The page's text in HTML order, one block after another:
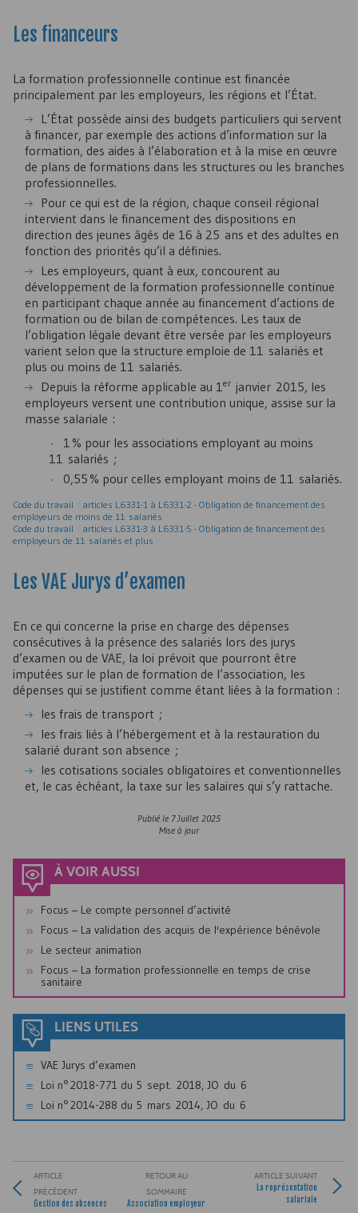
Les financeurs
La formation professionnelle continue est financée
principalement par les employeurs, les régions et l’État.
L’État possède ainsi des budgets particuliers qui servent
à financer, par exemple des actions d’information sur la
formation, des aides à l’élaboration et à la mise en œuvre
de plans de formations dans les structures ou les branches
professionnelles.
Pour ce qui est de la région, chaque conseil régional
intervient dans le financement des dispositions en
direction des jeunes âgés de 16 à 25 ans et des adultes en
fonction des priorités qu’il a définies.
Les employeurs, quant à eux, concourent au
développement de la formation professionnelle continue
en participant chaque année au financement d’actions de
formation ou de bilan de compétences. Les taux de
l’obligation légale devant être versée par les employeurs
varient selon que la structure emploie de 11 salariés et
plus ou moins de 11 salariés.
Depuis la réforme applicable au 1er janvier 2015, les
employeurs versent une contribution unique, assise sur la
masse salariale :
1 % pour les associations employant au moins
11 salariés ;
0,55 % pour celles employant moins de 11 salariés.
Code du travail : articles L6331-1 à L6331-2 - Obligation de financement des
employeurs de moins de 11 salariés
Code du travail : articles L6331-3 à L6331-5 - Obligation de financement des
employeurs de 11 salariés et plus
Les VAE Jurys d’examen
En ce qui concerne la prise en charge des dépenses
consécutives à la présence des salariés lors des jurys
d’examen ou de VAE, la loi prévoit que pourront être
imputées sur le plan de formation de l’association, les
dépenses qui se justifient comme étant liées à la formation :
les frais de transport ;
les frais liés à l’hébergement et à la restauration du
salarié durant son absence ;
les cotisations sociales obligatoires et conventionnelles
et, le cas échéant, la taxe sur les salaires qui s’y rattache.
Publié le 7 Juillet 2025
Mise à jour
À VOIR AUSSI
Focus – Le compte personnel d’activité
Focus – La validation des acquis de l'expérience bénévole
Le secteur animation
Focus – La formation professionnelle en temps de crise
sanitaire
LIENS UTILES
VAE Jurys d’examen
Loi n° 2018-771 du 5 sept. 2018, JO du 6
Loi n° 2014-288 du 5 mars 2014, JO du 6
ARTICLE
PRÉCÉDENT
Gestion des absences
RETOUR AU
SOMMAIRE
Association employeur
ARTICLE SUIVANT
La représentation
salariale